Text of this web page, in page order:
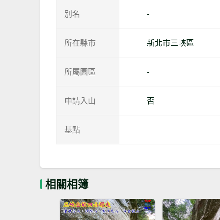
別名 -
所在縣市 新北市三峽區
所屬園區 -
申請入山 否
基點
相關相簿